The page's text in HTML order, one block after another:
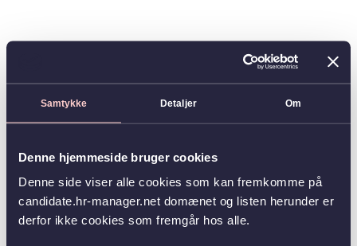
Samtykke Detaljer Om
Denne hjemmeside bruger cookies
Denne side viser alle cookies som kan fremkomme på
candidate.hr-manager.net domænet og listen herunder er
derfor ikke cookies som fremgår hos alle.